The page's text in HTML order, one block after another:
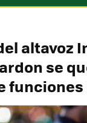
altavoz
se
funciones